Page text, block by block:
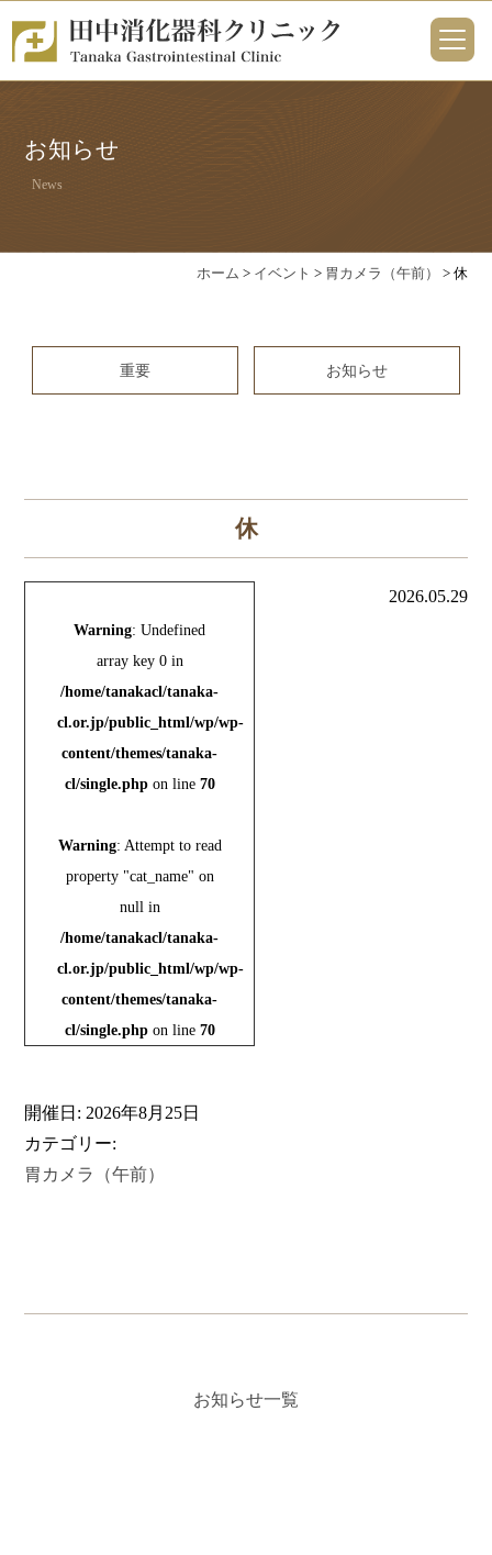
お知らせ
News
ホーム > イベント > 胃カメラ（午前） > 休
重要 お知らせ
休
Warning: Undefined
array key 0 in
/home/tanakacl/tanaka-
cl.or.jp/public_html/wp/wp-
content/themes/tanaka-
cl/single.phpon line 70
Warning: Attempt to read
property "cat_name" on
null in
/home/tanakacl/tanaka-
cl.or.jp/public_html/wp/wp-
content/themes/tanaka-
cl/single.phpon line 70
2026.05.29
開催日: 2026年8月25日
カテゴリー:
胃カメラ（午前）
お知らせ一覧